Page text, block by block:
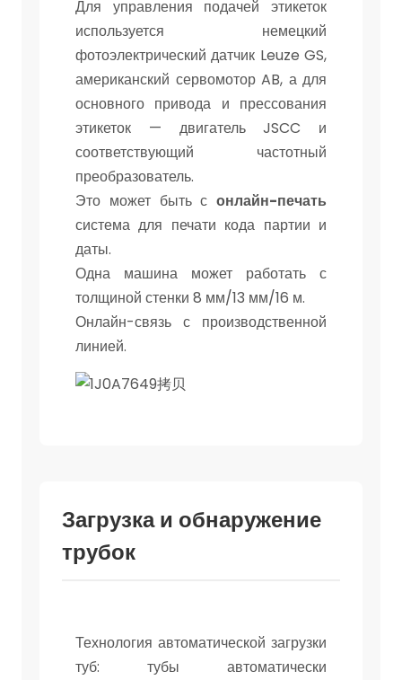
Для управления подачей этикеток
используется немецкий
фотоэлектрический датчик Leuze GS,
американский сервомотор AB, а для
основного привода и прессования
этикеток — двигатель JSCC и
соответствующий частотный
преобразователь.
Это может быть с онлайн-печать
система для печати кода партии и
даты.
Одна машина может работать с
толщиной стенки 8 мм/13 мм/16 м.
Онлайн-связь с производственной
линией.
Загрузка и обнаружение
трубок
Технология автоматической загрузки
туб: тубы автоматически